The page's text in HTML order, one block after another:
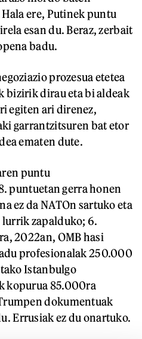
ere, Putinek puntu
esan du. Beraz, zerbait
badu.
prozesua etetea
bizirik dirau eta bi aldeak
egiten ari direnez,
garrantzitsuren bat etor
ematen dute.
puntu
puntuetan gerra honen
ez da NATOn sartuko eta
lurrik zapalduko; 6.
2022an, OMB hasi
profesionalak 250.000
Istanbulgo
kopurua 85.000ra
dokumentuak
Errusiak ez du onartuko.